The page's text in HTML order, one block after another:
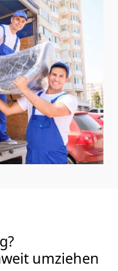
umziehen